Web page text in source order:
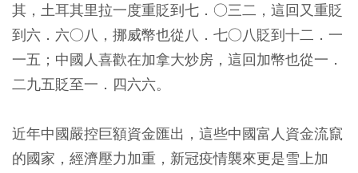
其，土耳其里拉一度重貶到七．○三二，這回又重貶
到六．六○八，挪威幣也從八．七○八貶到十二．一
一五；中國人喜歡在加拿大炒房，這回加幣也從一．
二九五貶至一．四六六。
近年中國嚴控巨額資金匯出，這些中國富人資金流竄
的國家，經濟壓力加重，新冠疫情襲來更是雪上加